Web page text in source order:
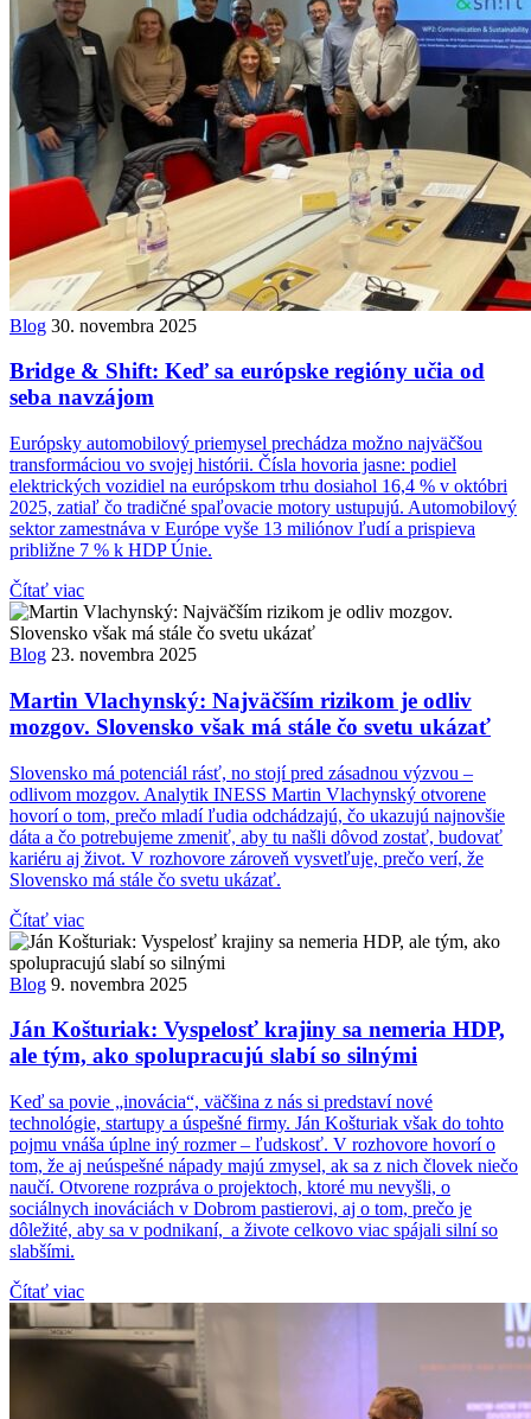
Blog 30. novembra 2025
Bridge & Shift: Keď sa európske regióny učia od
seba navzájom
Európsky automobilový priemysel prechádza možno najväčšou
transformáciou vo svojej histórii. Čísla hovoria jasne: podiel
elektrických vozidiel na európskom trhu dosiahol 16,4 % v októbri
2025, zatiaľ čo tradičné spaľovacie motory ustupujú. Automobilový
sektor zamestnáva v Európe vyše 13 miliónov ľudí a prispieva
približne 7 % k HDP Únie.
Čítať viac
Blog 23. novembra 2025
Martin Vlachynský: Najväčším rizikom je odliv
mozgov. Slovensko však má stále čo svetu ukázať
Slovensko má potenciál rásť, no stojí pred zásadnou výzvou –
odlivom mozgov. Analytik INESS Martin Vlachynský otvorene
hovorí o tom, prečo mladí ľudia odchádzajú, čo ukazujú najnovšie
dáta a čo potrebujeme zmeniť, aby tu našli dôvod zostať, budovať
kariéru aj život. V rozhovore zároveň vysvetľuje, prečo verí, že
Slovensko má stále čo svetu ukázať.
Čítať viac
Blog 9. novembra 2025
Ján Košturiak: Vyspelosť krajiny sa nemeria HDP,
ale tým, ako spolupracujú slabí so silnými
Keď sa povie „inovácia“, väčšina z nás si predstaví nové
technológie, startupy a úspešné firmy. Ján Košturiak však do tohto
pojmu vnáša úplne iný rozmer – ľudskosť. V rozhovore hovorí o
tom, že aj neúspešné nápady majú zmysel, ak sa z nich človek niečo
naučí. Otvorene rozpráva o projektoch, ktoré mu nevyšli, o
sociálnych inováciách v Dobrom pastierovi, aj o tom, prečo je
dôležité, aby sa v podnikaní, a živote celkovo viac spájali silní so
slabšími.
Čítať viac